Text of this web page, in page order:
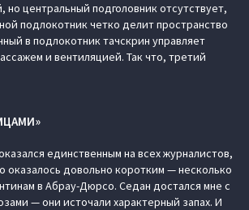
но центральный подголовник отсутствует,
подлокотник четко делит пространство
в подлокотник тачскрин управляет
и вентиляцией. Так что, третий
единственным на всех журналистов,
оказалось довольно коротким — несколько
в Абрау-Дюрсо. Седан достался мне с
— они источали характерный запах. И